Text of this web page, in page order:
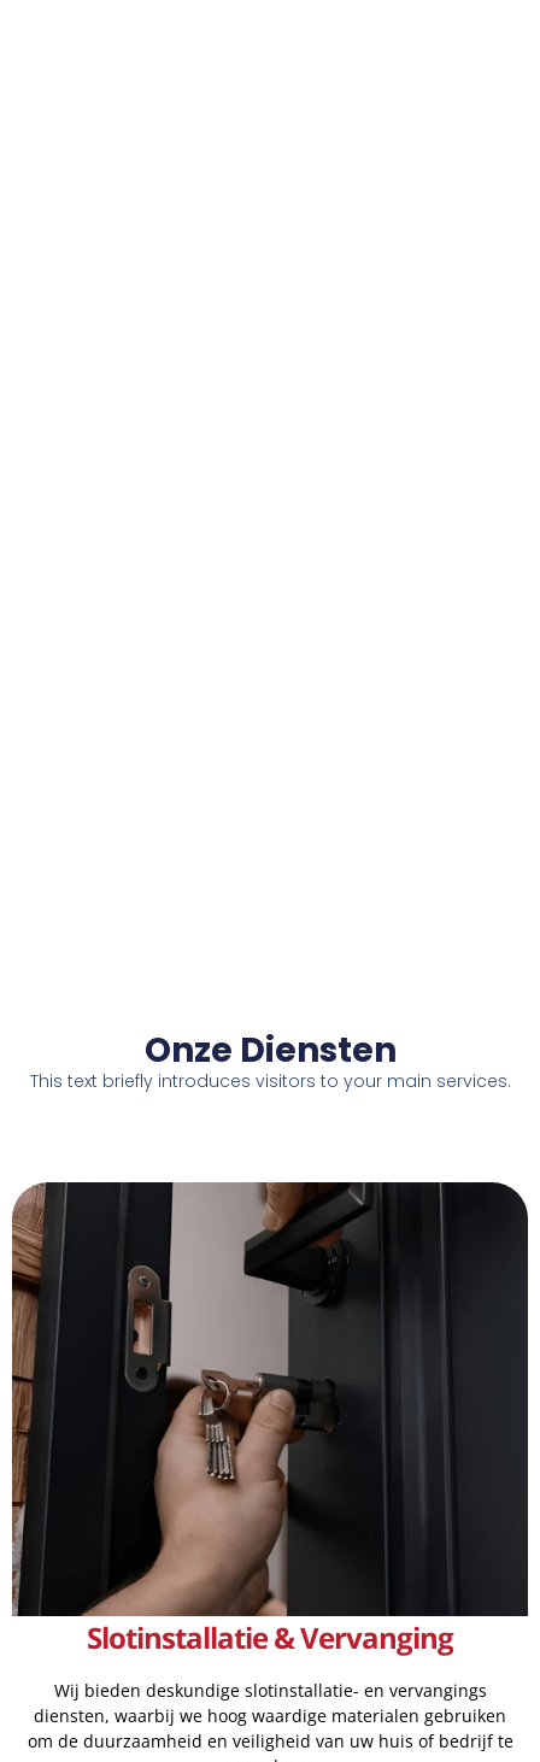
Onze Diensten
This text briefly introduces visitors to your main services.
Slotinstallatie & Vervanging
Wij bieden deskundige slotinstallatie- en vervangings
diensten, waarbij we hoog waardige materialen gebruiken
om de duurzaamheid en veiligheid van uw huis of bedrijf te